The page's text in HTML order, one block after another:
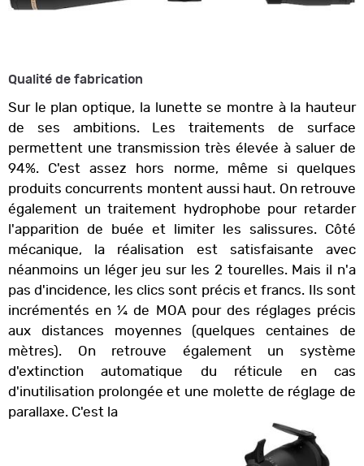
Qualité de fabrication
Sur le plan optique, la lunette se montre à la hauteur
de ses ambitions. Les traitements de surface
permettent une transmission très élevée à saluer de
94%. C'est assez hors norme, même si quelques
produits concurrents montent aussi haut. On retrouve
également un traitement hydrophobe pour retarder
l'apparition de buée et limiter les salissures. Côté
mécanique, la réalisation est satisfaisante avec
néanmoins un léger jeu sur les 2 tourelles. Mais il n'a
pas d'incidence, les clics sont précis et francs. Ils sont
incrémentés en ¼ de MOA pour des réglages précis
aux distances moyennes (quelques centaines de
mètres). On retrouve également un système
d'extinction automatique du réticule en cas
d'inutilisation prolongée et une molette de réglage de
parallaxe. C'est la